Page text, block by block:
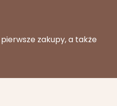
zakupy, a także